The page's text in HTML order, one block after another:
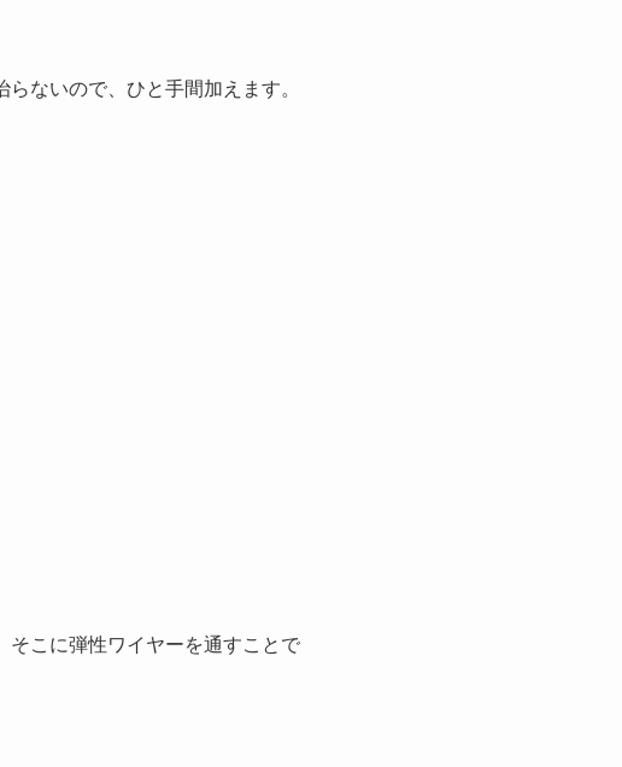
ないので、ひと手間加えます。
そこに弾性ワイヤーを通すことで